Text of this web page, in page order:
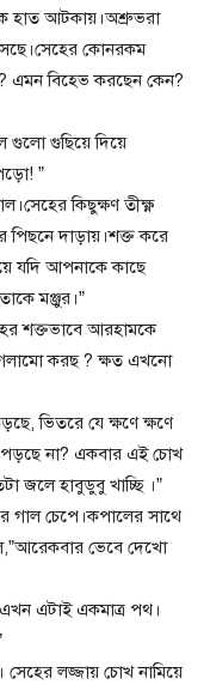
হাত আটকায়।অশ্রুভরা
কোনরকম
এমন বিহেভ করছেন কেন?
গুলো গুছিয়ে দিয়ে
”
কিছুক্ষণ তীক্ষ্ণ
পিছনে দাড়ায়।শক্ত করে
যদি আপনাকে কাছে
মঞ্জুর।”
শক্তভাবে আরহামকে
করছ ? ক্ষত এখনো
ভিতরে যে ক্ষণে ক্ষণে
না? একবার এই চোখ
জলে হাবুডুবু খাচ্ছি ।”
গাল চেপে।কপালের সাথে
ভেবে দেখো
এটাই একমাত্র পথ।
লজ্জায় চোখ নামিয়ে